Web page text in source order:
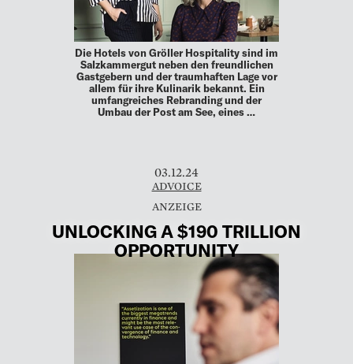
Die Hotels von Gröller Hospitality sind im
Salzkammergut neben den freundlichen
Gastgebern und der traumhaften Lage vor
allem für ihre Kulinarik bekannt. Ein
umfangreiches Rebranding und der
Umbau der Post am See, eines …
03.12.24
ADVOICE
UNLOCKING A $190 TRILLION
OPPORTUNITY